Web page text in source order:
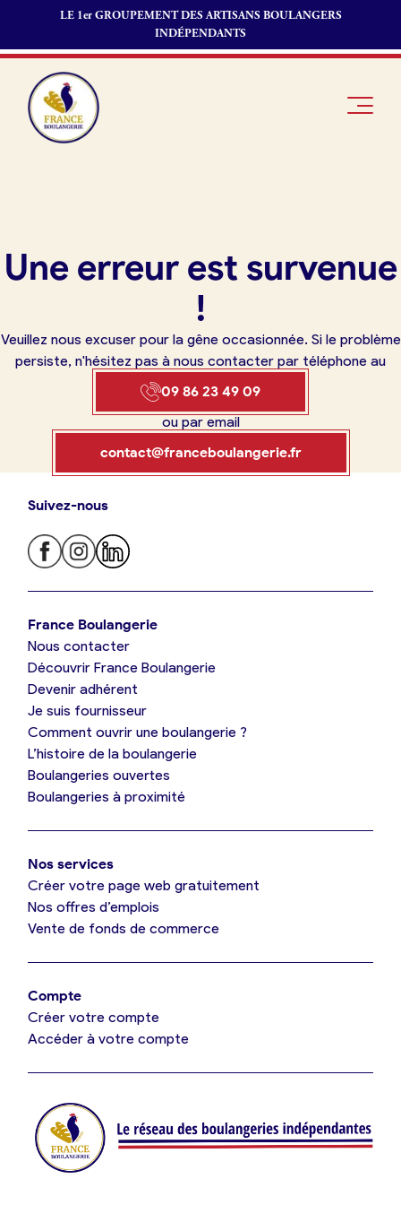
LE 1er GROUPEMENT DES ARTISANS BOULANGERS
INDÉPENDANTS
Je trouve ma boulangerie
Je suis boulanger
Je découvre France Boulangerie
Mes tarifs
Je référence ma boulangerie (gratuit)
Offres d’emploi
Je suis fournisseur
Je crée mon compte
boulanger
Boulangerie
Pourquoi
Je référence
ma
d’emploi
commerce
fournisseur
Une erreur est survenue
!
Veuillez nous excuser pour la gêne occasionnée. Si le problème
persiste, n'hésitez pas à nous contacter par téléphone au
09 86 23 49 09
09 86 23 49 09
Oui, appeler
Non, annuler
ou par email
contact@franceboulangerie.fr
Suivez-nous
France Boulangerie
Nous contacter
Découvrir France Boulangerie
Devenir adhérent
Je suis fournisseur
Comment ouvrir une boulangerie ?
L’histoire de la boulangerie
Boulangeries ouvertes
Boulangeries à proximité
Nos services
Créer votre page web gratuitement
Nos offres d’emplois
Vente de fonds de commerce
Compte
Créer votre compte
Accéder à votre compte